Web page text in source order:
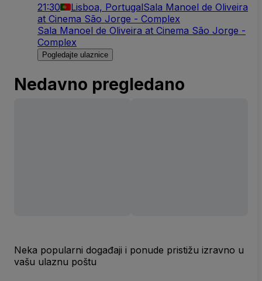
21:30 Lisboa, PortugalSala Manoel de Oliveira
at Cinema São Jorge - Complex
Sala Manoel de Oliveira at Cinema São Jorge -
Complex
Pogledajte ulaznice
Nedavno pregledano
Neka popularni događaji i ponude pristižu izravno u
vašu ulaznu poštu